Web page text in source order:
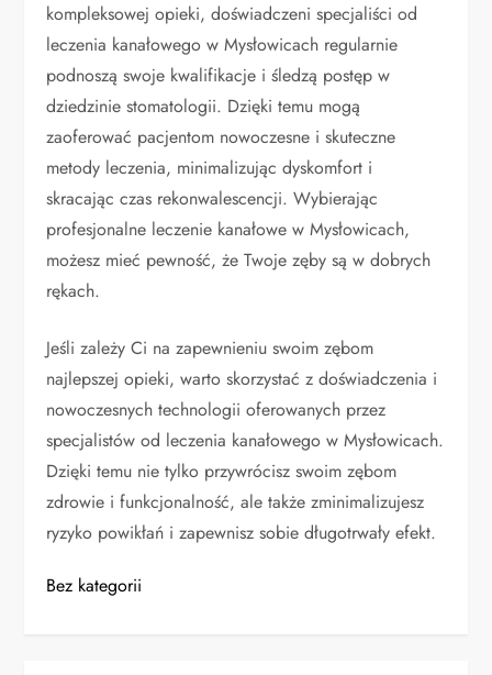
kompleksowej opieki, doświadczeni specjaliści od
leczenia kanałowego w Mysłowicach regularnie
podnoszą swoje kwalifikacje i śledzą postęp w
dziedzinie stomatologii. Dzięki temu mogą
zaoferować pacjentom nowoczesne i skuteczne
metody leczenia, minimalizując dyskomfort i
skracając czas rekonwalescencji. Wybierając
profesjonalne leczenie kanałowe w Mysłowicach,
możesz mieć pewność, że Twoje zęby są w dobrych
rękach.
Jeśli zależy Ci na zapewnieniu swoim zębom
najlepszej opieki, warto skorzystać z doświadczenia i
nowoczesnych technologii oferowanych przez
specjalistów od leczenia kanałowego w Mysłowicach.
Dzięki temu nie tylko przywrócisz swoim zębom
zdrowie i funkcjonalność, ale także zminimalizujesz
ryzyko powikłań i zapewnisz sobie długotrwały efekt.
Bez kategorii